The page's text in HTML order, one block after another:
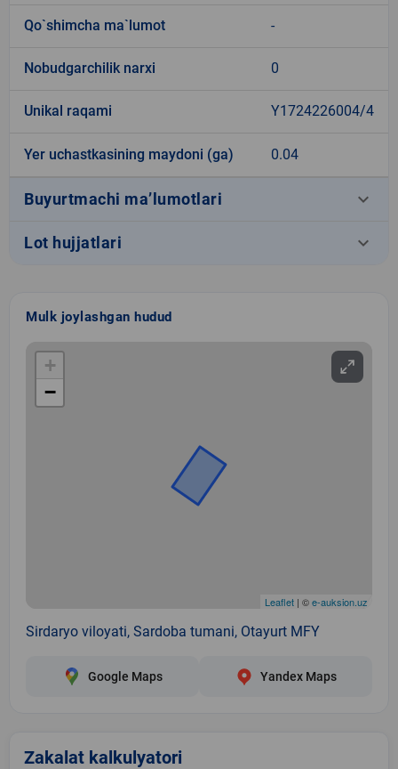
Qo`shimcha ma`lumot -
Nobudgarchilik narxi 0
Unikal raqami Y1724226004/4
Yer uchastkasining maydoni (ga) 0.04
Buyurtmachi ma’lumotlari keyboard_arrow_down
Lot hujjatlari keyboard_arrow_down
Mulk joylashgan hudud
+
−
Leaflet | ©e-auksion.uz
Sirdaryo viloyati, Sardoba tumani, Otayurt MFY
Google Maps Yandex Maps
Zakalat kalkulyatori